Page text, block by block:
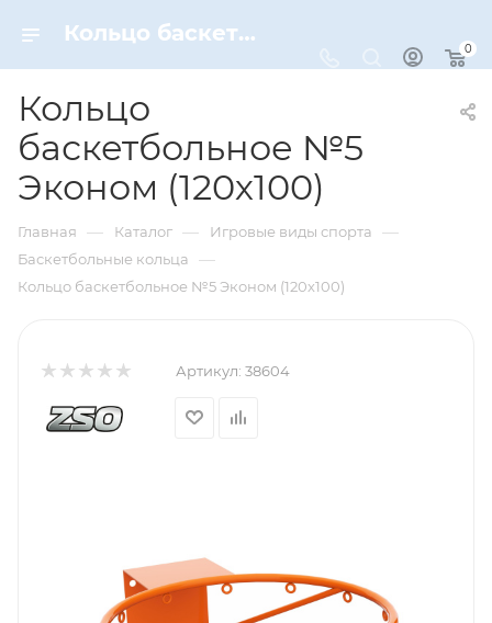
Кольцо баскетбольное №5 Эконом (120х100) – купить по цене 1590 руб. в интернет-магазине Dynamic-Sport
0
Кольцо
баскетбольное №5
Эконом (120х100)
Главная — Каталог — Игровые виды спорта —
Баскетбольные кольца —
Кольцо баскетбольное №5 Эконом (120х100)
Артикул: 38604